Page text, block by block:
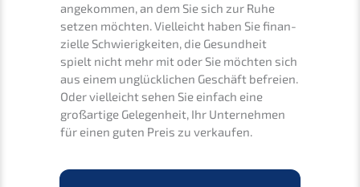
angekom­men, an dem Sie sich zur Ruhe
setzen möchten. Vielleicht haben Sie finan­
zi­el­le Schwie­rig­kei­ten, die Gesund­heit
spielt nicht mehr mit oder Sie möchten sich
aus einem unglück­li­chen Geschäft befrei­en.
Oder vielleicht sehen Sie einfach eine
großar­ti­ge Gelegen­heit, Ihr Unter­neh­men
für einen guten Preis zu verkaufen.